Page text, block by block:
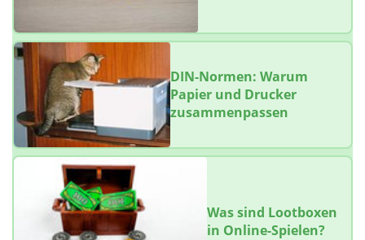
DIN-Normen: Warum
Papier und Drucker
zusammenpassen
Was sind Lootboxen
in Online-Spielen?